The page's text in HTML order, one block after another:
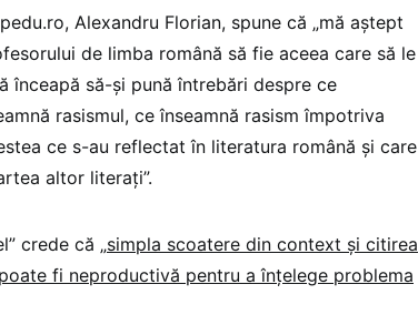
Alexandru Florian, spune că „mă aștept
de limba română să fie aceea care să le
înceapă să-și pună întrebări despre ce
rasismul, ce înseamnă rasism împotriva
ce s-au reflectat în literatura română și care
altor literați”.
crede că „simpla scoatere din context și citirea
fi neproductivă pentru a înțelege problema